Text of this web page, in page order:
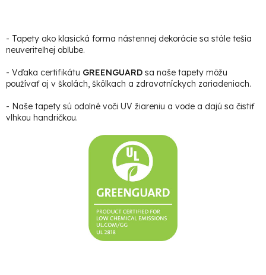
- Tapety ako klasická forma nástennej dekorácie sa stále tešia
neuveriteľnej obľube.
- Vďaka certifikátu GREENGUARD sa naše tapety môžu
používať aj v školách, škôlkach a zdravotníckych zariadeniach.
- Naše tapety sú odolné voči UV žiareniu a vode a dajú sa čistiť
vlhkou handričkou.